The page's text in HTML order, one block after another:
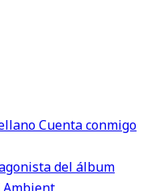
Cuenta conmigo